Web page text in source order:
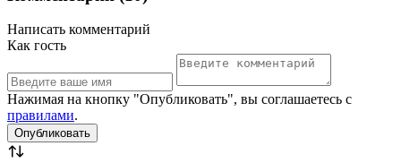
Написать комментарий
Как гость
Нажимая на кнопку "Опубликовать", вы соглашаетесь с
правилами.